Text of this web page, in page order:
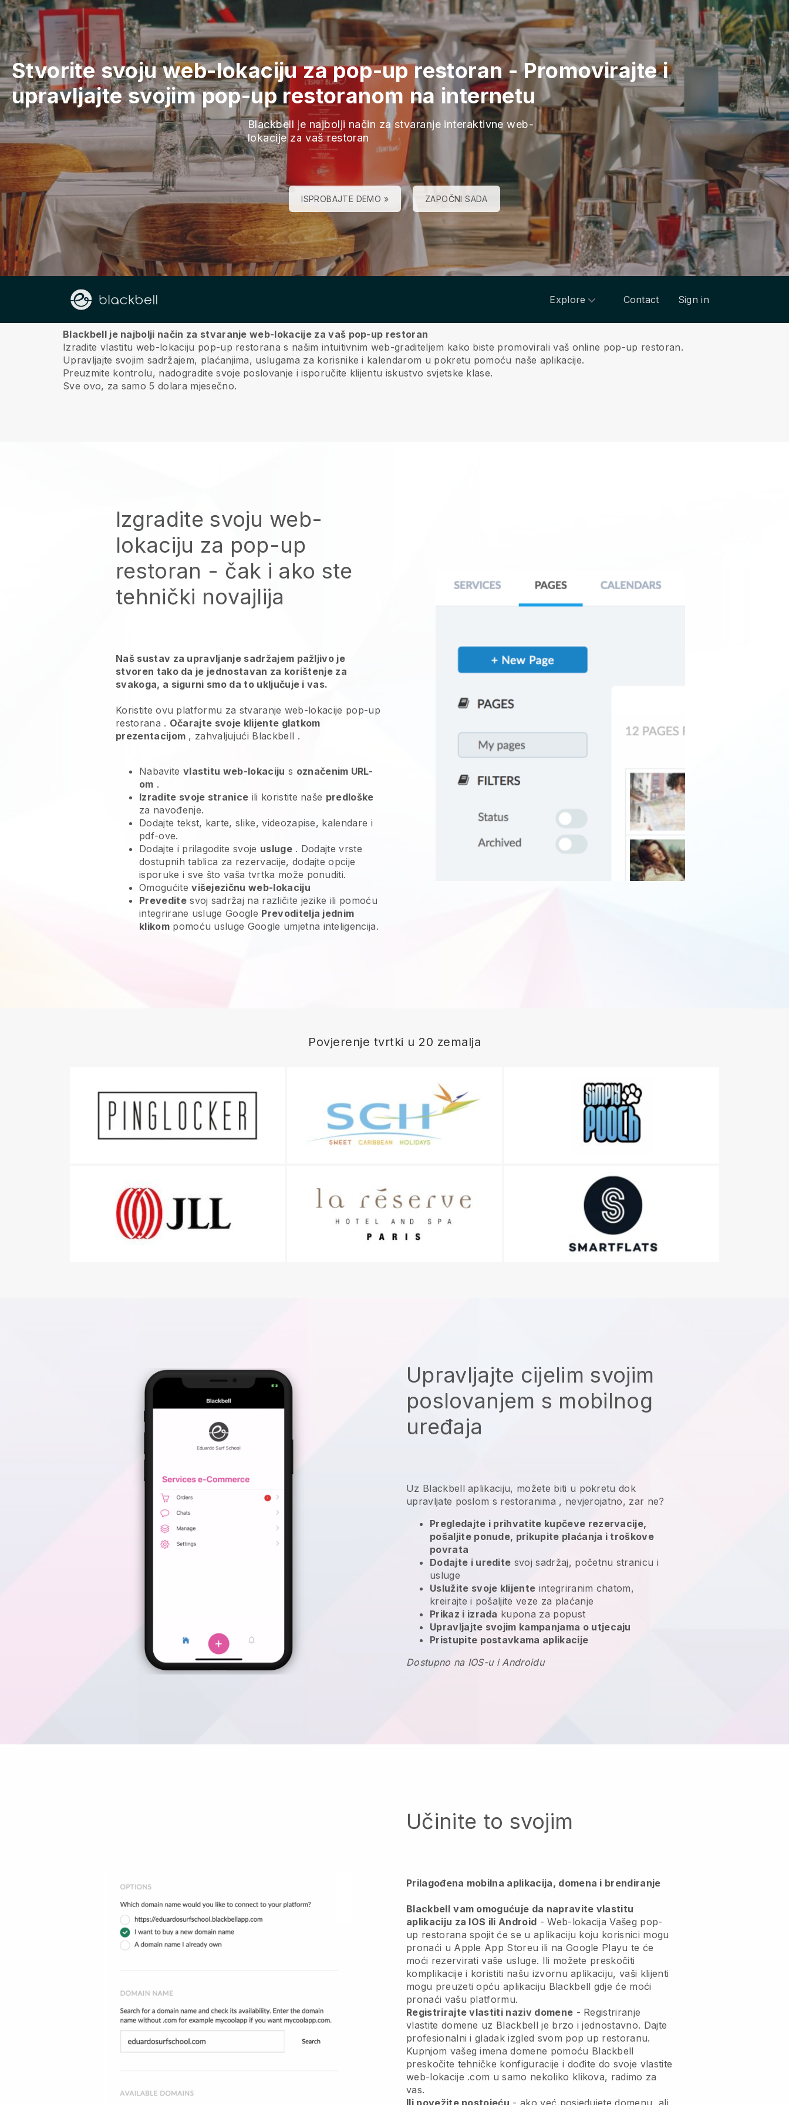
Stvorite svoju web-lokaciju za pop-up restoran-Promovirajte i
upravljajte svojim pop-up restoranom na internetu
Blackbell je najbolji način za stvaranje interaktivne web-
lokacije za vaš restoran
ISPROBAJTE DEMO » ZAPOČNI SADA
Explore Contact Sign in
O nama
Blackbell je najbolji način za stvaranje web-lokacije za vaš pop-up restoran
Izradite vlastitu web-lokaciju pop-up restorana s našim intuitivnim web-graditeljem kako biste promovirali vaš online pop-up restoran.
Upravljajte svojim sadržajem, plaćanjima, uslugama za korisnike i kalendarom u pokretu pomoću naše aplikacije.
Preuzmite kontrolu, nadogradite svoje poslovanje i isporučite klijentu iskustvo svjetske klase.
Sve ovo, za samo 5 dolara mjesečno.
Izgradite svoju web-
lokaciju za pop-up
restoran - čak i ako ste
tehnički novajlija
Naš sustav za upravljanje sadržajem pažljivo je
stvoren tako da je jednostavan za korištenje za
svakoga, a sigurni smo da to uključuje i vas.
Koristite ovu platformu za stvaranje web-lokacije pop-up
restorana . Očarajte svoje klijente glatkom
prezentacijom , zahvaljujući Blackbell .
Nabavite vlastitu web-lokaciju s označenim URL-
om .
Izradite svoje stranice ili koristite naše predloške
za navođenje.
Dodajte tekst, karte, slike, videozapise, kalendare i
pdf-ove.
Dodajte i prilagodite svoje usluge. Dodajte vrste
dostupnih tablica za rezervacije, dodajte opcije
isporuke i sve što vaša tvrtka može ponuditi.
Omogućitevišejezičnu web-lokaciju
Preveditesvoj sadržaj na različite jezike ili pomoću
integrirane usluge Google Prevoditelja jednim
klikompomoću usluge Google umjetna inteligencija.
Povjerenje tvrtki u 20 zemalja
Upravljajte cijelim svojim
poslovanjem s mobilnog
uređaja
Uz Blackbell aplikaciju, možete biti u pokretu dok
upravljate poslom s restoranima , nevjerojatno, zar ne?
Pregledajte i prihvatite kupčeve rezervacije,
pošaljite ponude, prikupite plaćanja i troškove
povrata
Dodajte i uredite svoj sadržaj, početnu stranicu i
usluge
Uslužite svoje klijente integriranim chatom,
kreirajte i pošaljite veze za plaćanje
Prikaz i izrada kupona za popust
Upravljajte svojim kampanjama o utjecaju
Pristupite postavkama aplikacije
Dostupno na IOS-u i Androidu
Učinite to svojim
Prilagođena mobilna aplikacija, domena i brendiranje
Blackbell vam omogućuje da napravite vlastitu
aplikaciju za IOS ili Android -Web-lokacija Vašeg pop-
up restorana spojit će se u aplikaciju koju korisnici mogu
pronaći u Apple App Storeu ili na Google Playu te će
moći rezervirati vaše usluge. Ili možete preskočiti
komplikacije i koristiti našu izvornu aplikaciju, vaši klijenti
mogu preuzeti opću aplikaciju Blackbell gdje će moći
pronaći vašu platformu.
Registrirajte vlastiti naziv domene - Registriranje
vlastite domene uz Blackbell je brzo i jednostavno. Dajte
profesionalni i gladak izgled svom pop up restoranu.
Kupnjom vašeg imena domene pomoću Blackbell
preskočite tehničke konfiguracije i dođite do svoje vlastite
web-lokacije .com u samo nekoliko klikova, radimo za
vas.
Ili povežite postojeću - ako već posjedujete domenu, ali